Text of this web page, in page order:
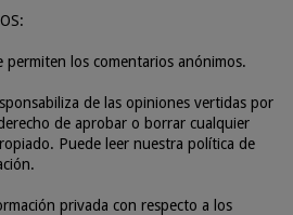
permiten los comentarios anónimos.
de las opiniones vertidas por
de aprobar o borrar cualquier
Puede leer nuestra política de
privada con respecto a los